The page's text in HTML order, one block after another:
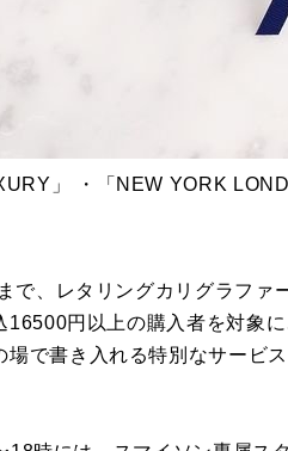
」 ・「NEW YORK
で、レタリングカリグラファ
16500円以上の購入者を対象
で書き入れる特別なサービス